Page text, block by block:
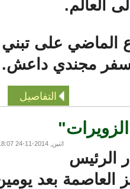
العالم.
على تبني
سفر مجندي داعش.
التفاصيل
اثنين, 2014-11-24 18:07
بعد يومين